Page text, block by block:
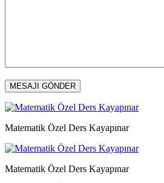
Matematik Özel Ders Kayapınar
Matematik Özel Ders Kayapınar